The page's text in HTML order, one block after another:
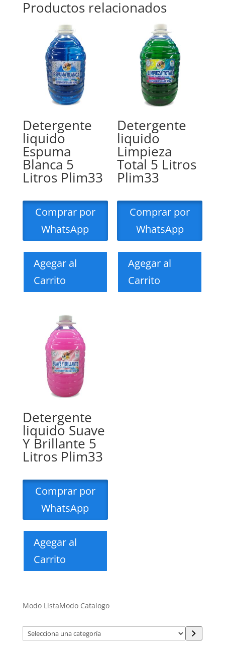
Productos relacionados
Detergente
liquido
Espuma
Blanca 5
Litros Plim33
Comprar por
WhatsApp
Agegar al
Carrito
Detergente
liquido
Limpieza
Total 5 Litros
Plim33
Comprar por
WhatsApp
Agegar al
Carrito
Detergente
liquido Suave
Y Brillante 5
Litros Plim33
Comprar por
WhatsApp
Agegar al
Carrito
Modo ListaModo Catalogo
Selecciona
una